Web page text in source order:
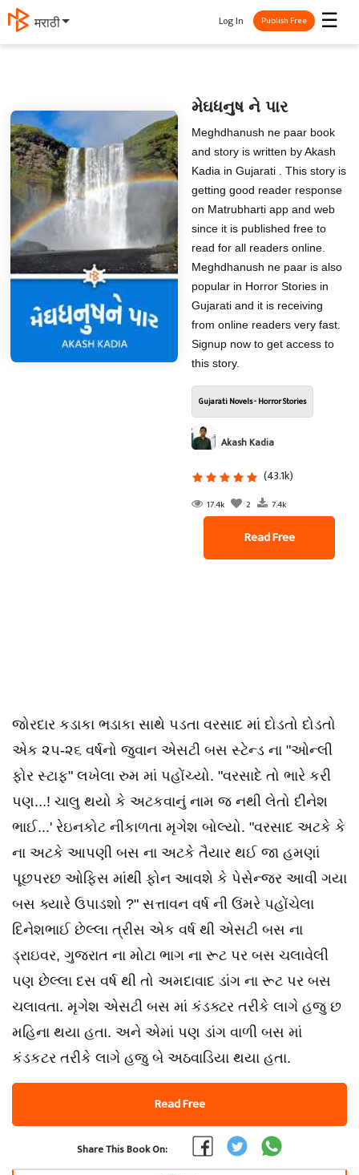
मराठी ☰
Log In Publish Free
મેઘધનુષ ને પાર
Meghdhanush ne paar book
and story is written by Akash
Kadia in Gujarati . This story is
getting good reader response
on Matrubharti app and web
since it is published free to
read for all readers online.
Meghdhanush ne paar is also
popular in Horror Stories in
Gujarati and it is receiving
from online readers very fast.
Signup now to get access to
this story.
Gujarati Novels - Horror Stories
Akash Kadia
(43.1k)
17.4k 2 7.4k
Read Free
જોરદાર કડાકા ભડાકા સાથે પડતા વરસાદ માં દોડતો દોડતો
એક ૨૫-૨૬ વર્ષનો જુવાન એસટી બસ સ્ટેન્ડ ના "ઓન્લી
ફોર સ્ટાફ" લખેલા રુમ માં પહોંચ્યો. "વરસાદે તો ભારે કરી
પણ...! ચાલુ થયો કે અટકવાનું નામ જ નથી લેતો દીનેશ
ભાઈ...' રેઇનકોટ નીકાળતા મૃગેશ બોલ્યો. "વરસાદ અટકે કે
ના અટકે આપણી બસ ના અટકે તૈયાર થઈ જા હમણાં
પૂછપરછ ઓફિસ માંથી ફોન આવશે કે પેસેન્જર આવી ગયા
બસ ક્યારે ઉપાડશો ?" સત્તાવન વર્ષ ની ઉંમરે પહોંચેલા
દિનેશભાઈ છેલ્લા ત્રીસ એક વર્ષ થી એસટી બસ ના
ડ્રાઇવર, ગુજરાત ના મોટા ભાગ ના રૂટ પર બસ ચલાવેલી
પણ છેલ્લા દસ વર્ષ થી તો અમદાવાદ ડાંગ ના રૂટ પર બસ
ચલાવતા. મૃગેશ એસટી બસ માં કંડક્ટર તરીકે લાગે હજુ છ
મહિના થયા હતા. અને એમાં પણ ડાંગ વાળી બસ માં
કંડકટર તરીકે લાગે હજુ બે અઠવાડિયા થયા હતા.
Read Free
Share This Book On: